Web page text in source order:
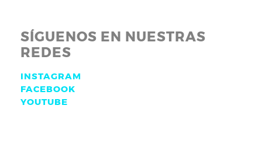
SÍGUENOS EN NUESTRAS
REDES
INSTAGRAM
FACEBOOK
YOUTUBE